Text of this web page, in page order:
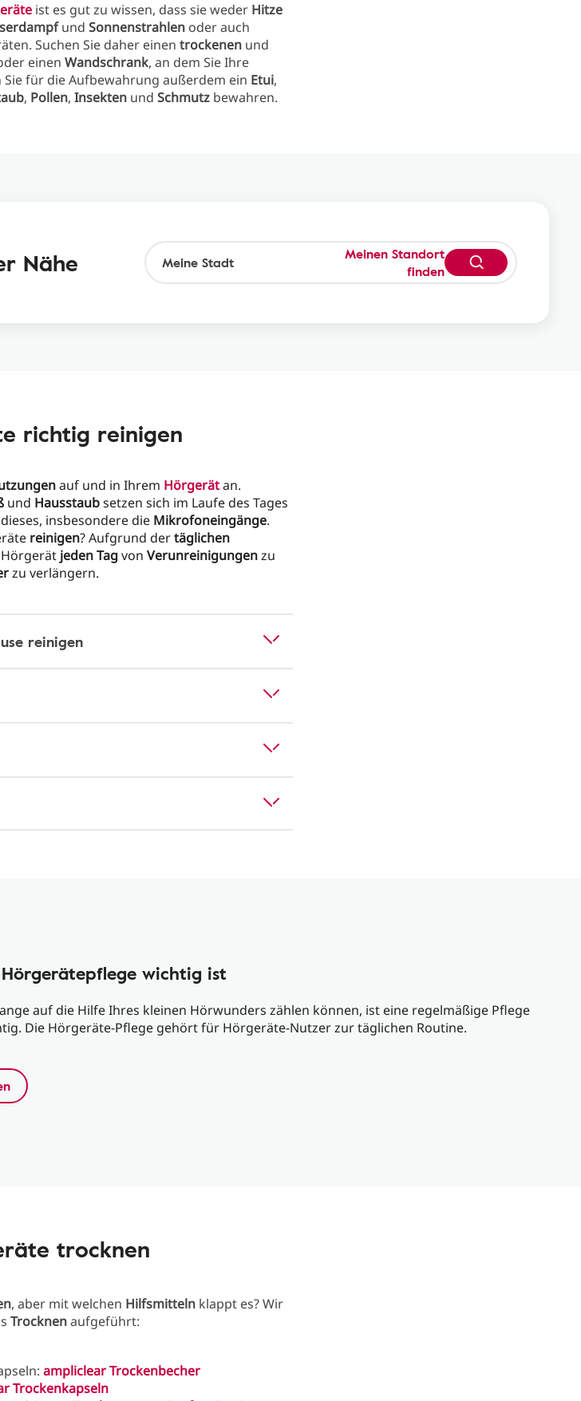
ist es gut zu wissen, dass sie weder Hitze
und Sonnenstrahlen oder auch
Suchen Sie daher einen trockenen und
einen Wandschrank, an dem Sie Ihre
für die Aufbewahrung außerdem ein Etui,
, Pollen, Insekten und Schmutz bewahren.
Nähe
Meinen Standort
finden
richtig reinigen
auf und in Ihrem Hörgerätan.
und Hausstaubsetzen sich im Laufe des Tages
insbesondere die Mikrofoneingänge.
reinigen? Aufgrund dertäglichen
jeden Tagvon Verunreinigungenzu
zu verlängern.
reinigen
wichtig ist
auf die Hilfe Ihres kleinen Hörwunders zählen können, ist eine regelmäßige Pflege
Die Hörgeräte-Pflege gehört für Hörgeräte-Nutzer zur täglichen Routine.
trocknen
, aber mit welchen Hilfsmitteln klappt es? Wir
Trocknenaufgeführt:
ampliclear Trockenbecher
Trockenkapseln